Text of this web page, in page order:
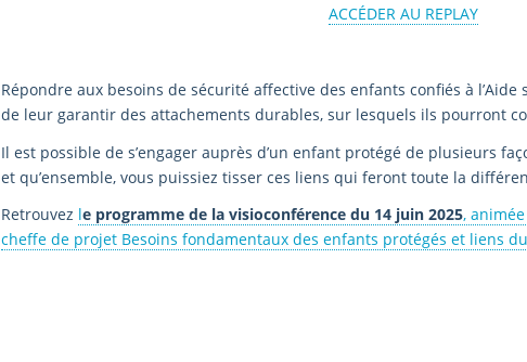
ACCÉDER AU REPLAY
Répondre aux besoins de sécurité affective des enfants confiés à
de leur garantir des attachements durables, sur lesquels ils pourront
Il est possible de s’engager auprès d’un enfant protégé de plusieurs
et qu’ensemble, vous puissiez tisser ces liens qui feront toute la
Retrouvez le programme de la visioconférence du 14 juin 2025,
cheffe de projet Besoins fondamentaux des enfants protégés et liens